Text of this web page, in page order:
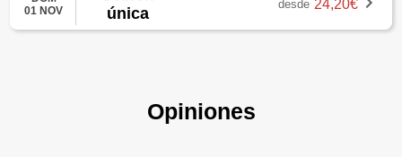
01 NOV
única
desde 24,20€
Opiniones